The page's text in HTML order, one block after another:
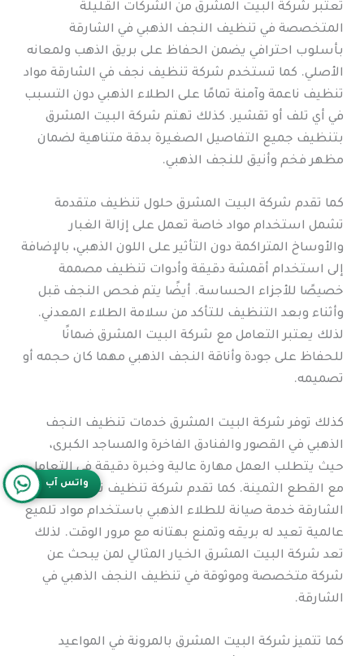
تُعتبر شركة البيت المشرق من الشركات القليلة
المتخصصة في تنظيف النجف الذهبي في الشارقة
بأسلوب احترافي يضمن الحفاظ على بريق الذهب ولمعانه
الأصلي. كما تستخدم شركة تنظيف نجف في الشارقة مواد
تنظيف ناعمة وآمنة تمامًا على الطلاء الذهبي دون التسبب
في أي تلف أو تقشير. كذلك تهتم شركة البيت المشرق
بتنظيف جميع التفاصيل الصغيرة بدقة متناهية لضمان
مظهر فخم وأنيق للنجف الذهبي.
كما تقدم شركة البيت المشرق حلول تنظيف متقدمة
تشمل استخدام مواد خاصة تعمل على إزالة الغبار
والأوساخ المتراكمة دون التأثير على اللون الذهبي، بالإضافة
إلى استخدام أقمشة دقيقة وأدوات تنظيف مصممة
خصيصًا للأجزاء الحساسة. أيضًا يتم فحص النجف قبل
وأثناء وبعد التنظيف للتأكد من سلامة الطلاء المعدني.
لذلك يعتبر التعامل مع شركة البيت المشرق ضمانًا
للحفاظ على جودة وأناقة النجف الذهبي مهما كان حجمه أو
تصميمه.
كذلك توفر شركة البيت المشرق خدمات تنظيف النجف
الذهبي في القصور والفنادق الفاخرة والمساجد الكبرى،
حيث يتطلب العمل مهارة عالية وخبرة دقيقة في التعامل
مع القطع الثمينة. كما تقدم شركة تنظيف نجف في
الشارقة خدمة صيانة للطلاء الذهبي باستخدام مواد تلميع
عالمية تعيد له بريقه وتمنع بهتانه مع مرور الوقت. لذلك
تعد شركة البيت المشرق الخيار المثالي لمن يبحث عن
شركة متخصصة وموثوقة في تنظيف النجف الذهبي في
الشارقة.
كما تتميز شركة البيت المشرق بالمرونة في المواعيد
واتس آب